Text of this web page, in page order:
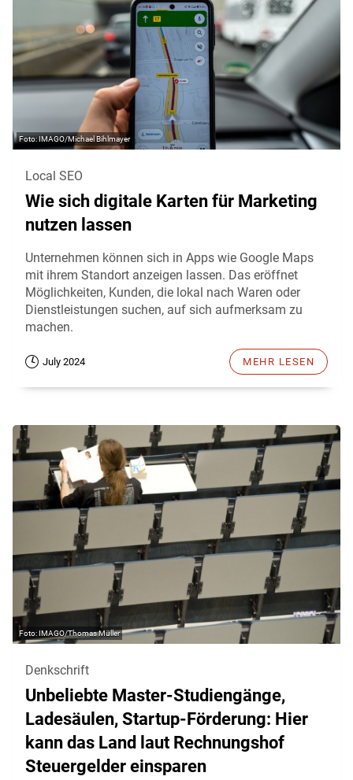
IMAGO/Michael Bihlmayer
Local SEO
Wie sich digitale Karten für Marketing
nutzen lassen
Unternehmen können sich in Apps wie Google Maps
mit ihrem Standort anzeigen lassen. Das eröffnet
Möglichkeiten, Kunden, die lokal nach Waren oder
Dienstleistungen suchen, auf sich aufmerksam zu
machen.
July 2024 MEHR LESEN
IMAGO/Thomas Müller
Denkschrift
Unbeliebte Master-Studiengänge,
Ladesäulen, Startup-Förderung: Hier
kann das Land laut Rechnungshof
Steuergelder einsparen